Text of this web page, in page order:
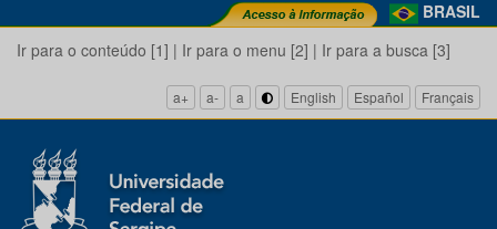
BRASIL
Ir para o conteúdo [1] | Ir para o menu [2] | Ir para a busca [3]
a+ a- a English Español Français